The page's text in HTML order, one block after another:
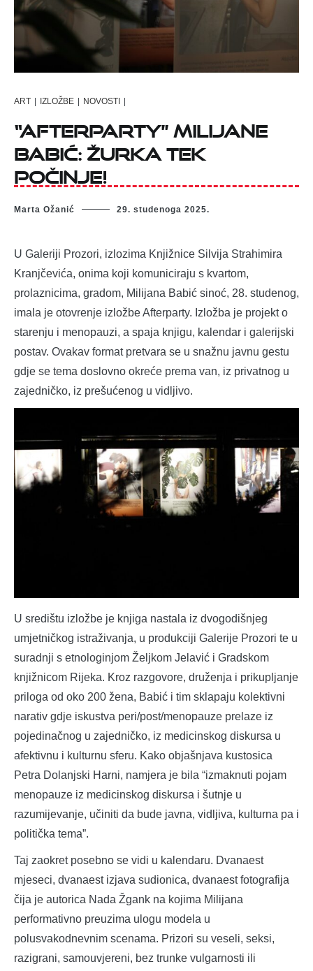
ART | IZLOŽBE | NOVOSTI |
“Afterparty” Milijane
Babić: Žurka tek
počinje!
Marta Ožanić 29. studenoga 2025.
U Galeriji Prozori, izlozima Knjižnice Silvija Strahimira
Kranjčevića, onima koji komuniciraju s kvartom,
prolaznicima, gradom, Milijana Babić sinoć, 28. studenog,
imala je otovrenje izložbe Afterparty. Izložba je projekt o
starenju i menopauzi, a spaja knjigu, kalendar i galerijski
postav. Ovakav format pretvara se u snažnu javnu gestu
gdje se tema doslovno okreće prema van, iz privatnog u
zajedničko, iz prešućenog u vidljivo.
U središtu izložbe je knjiga nastala iz dvogodišnjeg
umjetničkog istraživanja, u produkciji Galerije Prozori te u
suradnji s etnologinjom Željkom Jelavić i Gradskom
knjižnicom Rijeka. Kroz razgovore, druženja i prikupljanje
priloga od oko 200 žena, Babić i tim sklapaju kolektivni
narativ gdje iskustva peri/post/menopauze prelaze iz
pojedinačnog u zajedničko, iz medicinskog diskursa u
afektivnu i kulturnu sferu. Kako objašnjava kustosica
Petra Dolanjski Harni, namjera je bila “izmaknuti pojam
menopauze iz medicinskog diskursa i šutnje u
razumijevanje, učiniti da bude javna, vidljiva, kulturna pa i
politička tema”.
Taj zaokret posebno se vidi u kalendaru. Dvanaest
mjeseci, dvanaest izjava sudionica, dvanaest fotografija
čija je autorica Nada Žgank na kojima Milijana
performativno preuzima ulogu modela u
polusvakodnevnim scenama. Prizori su veseli, seksi,
razigrani, samouvjereni, bez trunke vulgarnosti ili